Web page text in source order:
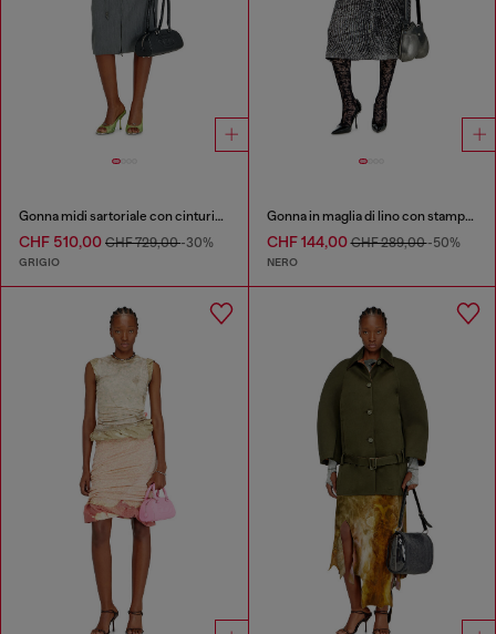
Gonna midi sartoriale con cinturino biker
CHF 510,00 CHF 729,00-30%
GRIGIO
Gonna in maglia di lino con stampa interna
CHF 144,00CHF 289,00-50%
NERO